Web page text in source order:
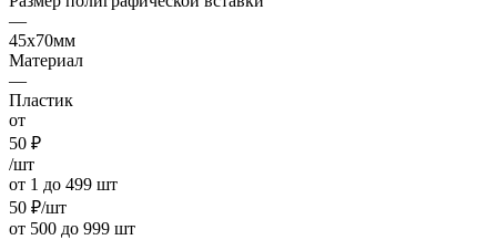
—
45x70мм
Материал
—
Пластик
от
50 ₽
/шт
от 1 до 499 шт
50 ₽/шт
от 500 до 999 шт